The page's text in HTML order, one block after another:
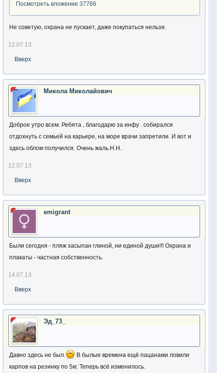
Посмотреть вложение 37766
Не советую, охрана не пускает, даже покупаться нельзя.
12.07.13
Вверх
Микола Миколайович
Доброе утро всем. Ребята , благодарю за инфу . собирался
отдохнуть с семьей на карьере, на море врачи запретили. И вот и
здесь облом получился. Очень жаль.Н.Н.
12.07.13
Вверх
emigrant
Были сегодня - пляж засыпан глиной, ни единой души!!! Охрана и
плакаты - частная собственность.
14.07.13
Вверх
Эд_73_
Давно здесь не был.
В былые времена ещё пацанами ловили
карпов на резинку по 5кг. Теперь всё изменилось.